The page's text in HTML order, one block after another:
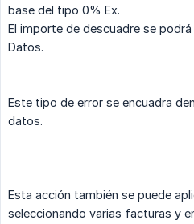
base del tipo 0% Ex.
El importe de descuadre se
Datos.
Este tipo de error se encuadra
datos.
Esta acción también se puede
seleccionando varias facturas y